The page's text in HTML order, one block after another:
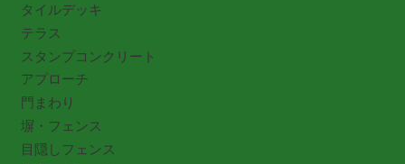
タイルデッキ
テラス
スタンプコンクリート
アプローチ
門まわり
塀・フェンス
目隠しフェンス